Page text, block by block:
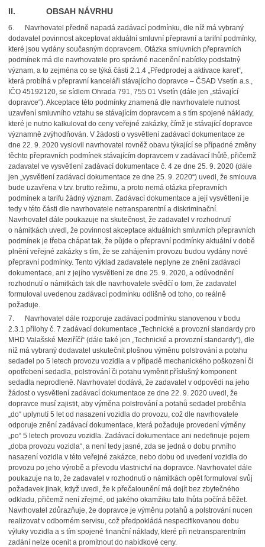
II. OBSAH NÁVRHU
6.
Navrhovatel předně napadá zadávací podmínku, dle níž má vybraný
dodavatel povinnost akceptovat aktuální smluvní přepravní a tarifní podmínky,
které jsou vydány současným dopravcem. Otázka smluvních přepravních
podmínek má dle navrhovatele pro správné nacenění nabídky podstatný
význam, a to zejména co se týká části 2.1.4 „Předprodej a aktivace karet“,
která probíhá v přepravní kanceláři stávajícího dopravce – ČSAD Vsetín a.s.,
IČO 45192120, se sídlem Ohrada 791, 755 01 Vsetín (dále jen „stávající
dopravce“). Akceptace této podmínky znamená dle navrhovatele nutnost
uzavření smluvního vztahu se stávajícím dopravcem a s tím spojené náklady,
které je nutno kalkulovat do ceny veřejné zakázky, čímž je stávající dopravce
významně zvýhodňován. V žádosti o vysvětlení zadávací dokumentace ze
dne 22. 9. 2020 vyslovil navrhovatel rovněž obavu týkající se případné změny
těchto přepravních podmínek stávajícím dopravcem v zadávací lhůtě, přičemž
zadavatel ve vysvětlení zadávací dokumentace č. 4 ze dne 25. 9. 2020 (dále
jen „vysvětlení zadávací dokumentace ze dne 25. 9. 2020“) uvedl, že smlouva
bude uzavřena v tzv. brutto režimu, a proto nemá otázka přepravních
podmínek a tarifu žádný význam. Zadávací dokumentace a její vysvětlení je
tedy v této části dle navrhovatele netransparentní a diskriminační.
Navrhovatel dále poukazuje na skutečnost, že zadavatel v rozhodnutí
o námitkách uvedl, že povinnost akceptace aktuálních smluvních přepravních
podmínek je třeba chápat tak, že půjde o přepravní podmínky aktuální v době
plnění veřejné zakázky s tím, že se zahájením provozu budou vydány nové
přepravní podmínky. Tento výklad zadavatele neplyne ze znění zadávací
dokumentace, ani z jejího vysvětlení ze dne 25. 9. 2020, a odůvodnění
rozhodnutí o námitkách tak dle navrhovatele svědčí o tom, že zadavatel
formuloval uvedenou zadávací podmínku odlišně od toho, co reálně
požaduje.
7.
Navrhovatel dále rozporuje zadávací podmínku stanovenou v bodu
2.3.1 přílohy č. 7 zadávací dokumentace „Technické a provozní standardy pro
MHD Valašské Meziříčí“ (dále také jen „Technické a provozní standardy“), dle
níž má vybraný dodavatel uskutečnit plošnou výměnu polstrování a potahu
sedadel po 5 letech provozu vozidla a v případě mechanického poškození či
opotřebení sedadla, polstrování či potahu vyměnit příslušný komponent
sedadla neprodleně. Navrhovatel dodává, že zadavatel v odpovědi na jeho
žádost o vysvětlení zadávací dokumentace ze dne 22. 9. 2020 uvedl, že
dopravce musí zajistit, aby výměna polstrování a potahů sedadel proběhla
„do“ uplynutí 5 let od nasazení vozidla do provozu, což dle navrhovatele
odporuje znění zadávací dokumentace, která požaduje provedení výměny
„po“ 5 letech provozu vozidla. Zadávací dokumentace ani nedefinuje pojem
„doba provozu vozidla“, a není tedy jasné, zda se jedná o dobu prvního
nasazení vozidla v této veřejné zakázce, nebo dobu od uvedení vozidla do
provozu po jeho výrobě a převodu vlastnictví na dopravce. Navrhovatel dále
poukazuje na to, že zadavatel v rozhodnutí o námitkách opět formuloval svůj
požadavek jinak, když uvedl, že k přečalounění má dojít bez zbytečného
odkladu, přičemž není zřejmé, od jakého okamžiku tato lhůta počíná běžet.
Navrhovatel zdůrazňuje, že dopravce je výměnu potahů a polstrování nucen
realizovat v odborném servisu, což předpokládá nespecifikovanou dobu
výluky vozidla a s tím spojené finanční náklady, které při netransparentním
zadání nelze ocenit a promítnout do nabídkové ceny.